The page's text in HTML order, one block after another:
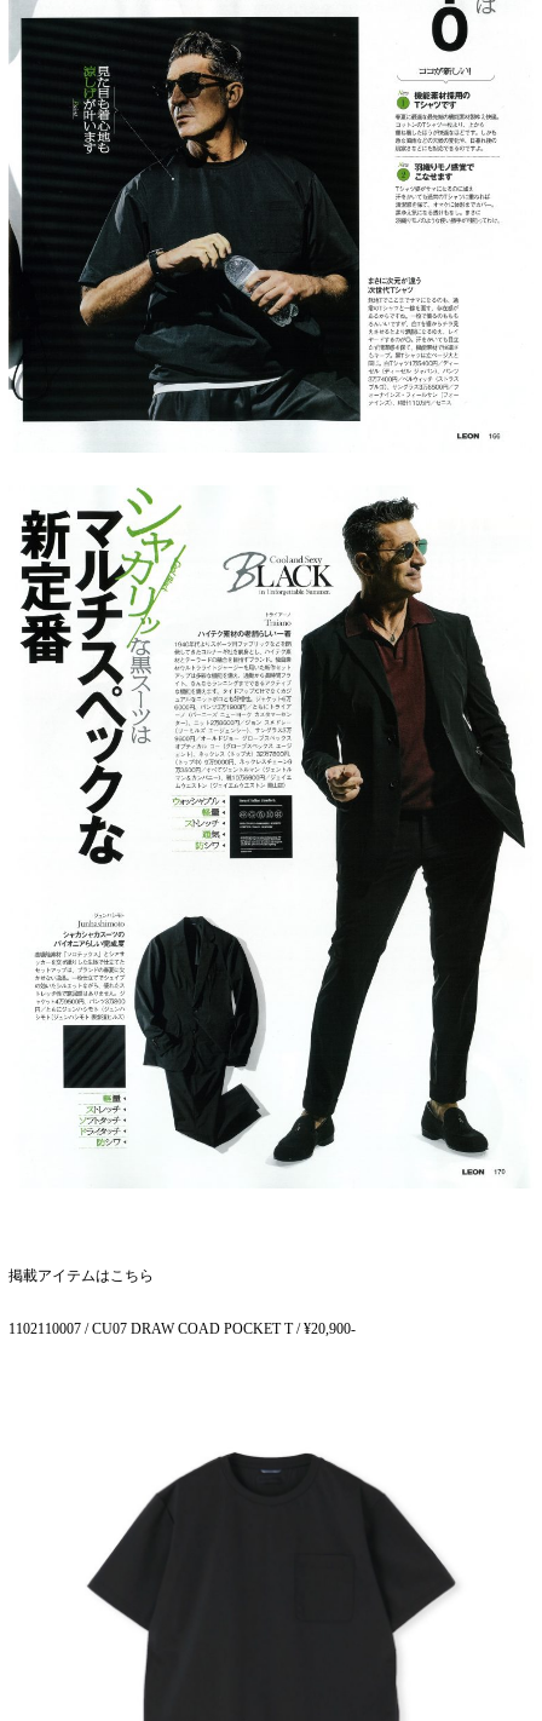
掲載アイテムはこちら
1102110007 / CU07 DRAW COAD POCKET T / ¥20,900-